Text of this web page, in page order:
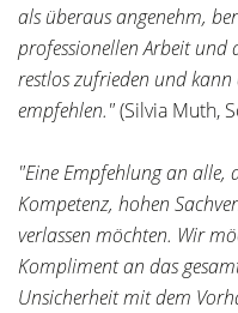
als überaus angenehm,
professionellen Arbeit und
restlos zufrieden und
empfehlen."(Silvia Muth,
"Eine Empfehlung an
Kompetenz, hohen
verlassen möchten. Wir
Kompliment an das
Unsicherheit mit dem